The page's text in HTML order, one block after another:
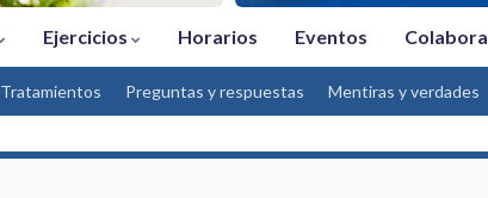
Ejercicios Horarios Eventos Colabora
Tratamientos Preguntas y respuestas Mentiras y verdades